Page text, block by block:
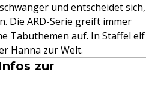
und entscheidet sich,
Die ARD-Serie greift immer
Tabuthemen auf. In Staffel elf
Hanna zur Welt.
zur